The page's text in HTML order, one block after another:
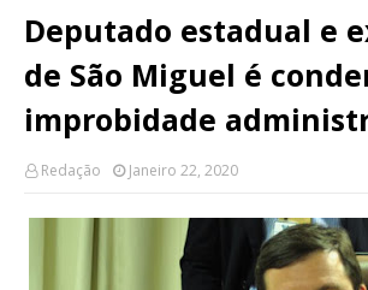
Deputado estadual e
de São Miguel é
improbidade
Redação Janeiro 22, 2020